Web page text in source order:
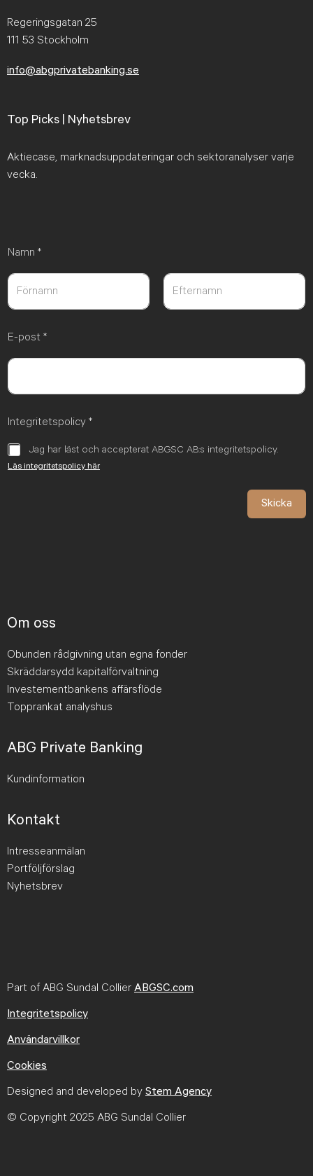
Regeringsgatan 25
111 53 Stockholm
info@abgprivatebanking.se
Top Picks | Nyhetsbrev
Aktiecase, marknadsuppdateringar och sektoranalyser varje
vecka.
Namn *
E-post *
Integritetspolicy *
Jag har läst och accepterat ABGSC AB:s integritetspolicy.
Läs integritetspolicy här
Skicka
Om oss
Obunden rådgivning utan egna fonder
Skräddarsydd kapitalförvaltning
Investementbankens affärsflöde
Topprankat analyshus
ABG Private Banking
Kundinformation
Kontakt
Intresseanmälan
Portföljförslag
Nyhetsbrev
Part of ABG Sundal Collier ABGSC.com
Integritetspolicy
Användarvillkor
Cookies
Designed and developed by Stem Agency
© Copyright 2025 ABG Sundal Collier